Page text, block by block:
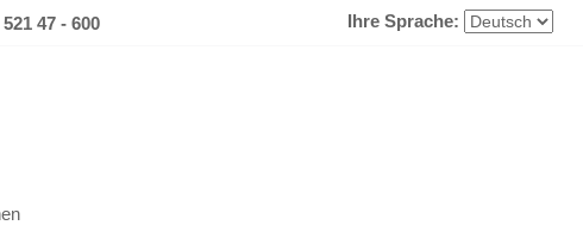
47 - 600 Ihre Sprache: